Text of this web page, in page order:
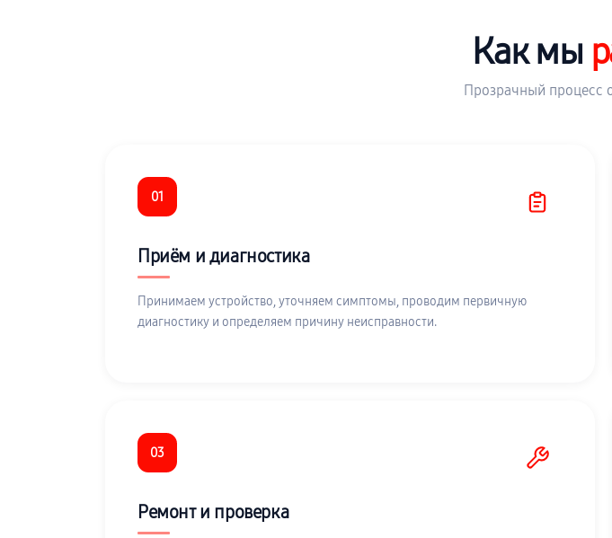
Как мы
Прозрачный процесс
01
Приём и диагностика
Принимаем устройство, уточняем симптомы, проводим первичную
диагностику и определяем причину неисправности.
03
Ремонт и проверка